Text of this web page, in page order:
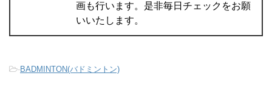
画も行います。是非毎日チェックをお願
いいたします。
-BADMINTON(バドミントン)